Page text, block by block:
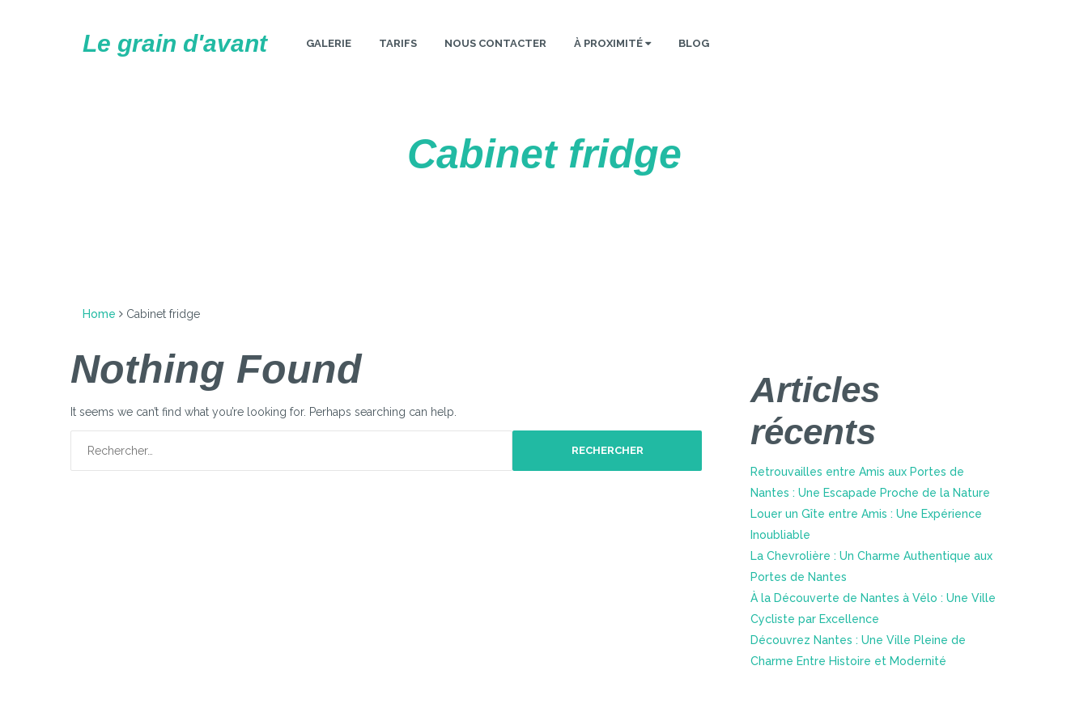
Le grain d'avant GALERIE TARIFS NOUS CONTACTER À PROXIMITÉ BLOG
Cabinet fridge
Home Cabinet fridge
Nothing Found
It seems we can’t find what you’re looking for. Perhaps searching can help.
Articles
récents
Retrouvailles entre Amis aux Portes de
Nantes : Une Escapade Proche de la Nature
Louer un Gîte entre Amis : Une Expérience
Inoubliable
La Chevrolière : Un Charme Authentique aux
Portes de Nantes
À la Découverte de Nantes à Vélo : Une Ville
Cycliste par Excellence
Découvrez Nantes : Une Ville Pleine de
Charme Entre Histoire et Modernité